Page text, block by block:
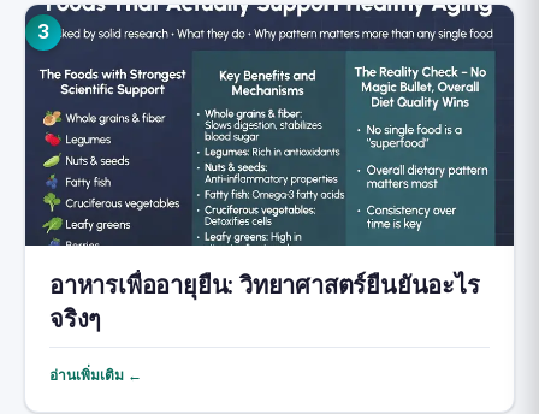
3
อาหารเพื่ออายุยืน: วิทยาศาสตร์ยืนยันอะไร
จริงๆ
อ่านเพิ่มเติม ←